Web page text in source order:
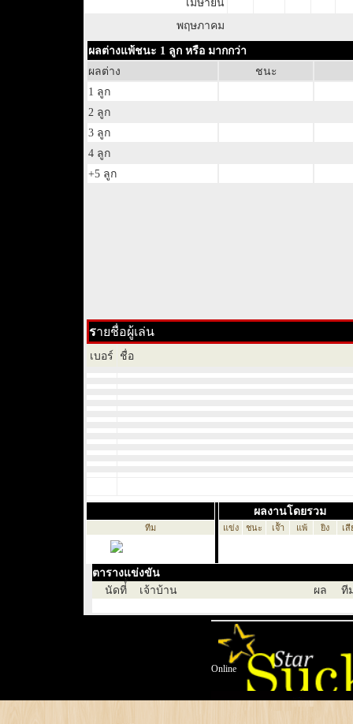
เมษายน
พฤษภาคม
ผลต่างแพ้ชนะ 1 ลูก หรือ มากกว่า
ผลต่าง
ชนะ
1 ลูก
2 ลูก
3 ลูก
4 ลูก
+5 ลูก
รายชื่อผู้เล่น
เบอร์ ชื่อ
ผลงานโดยรวม
ทีม แข่ง ชนะ เจ๊้า แพ้ ยิง เสี
ตารางแข่งขัน
นัดที่์่
เจ้าบ้าน ผล ที
Online